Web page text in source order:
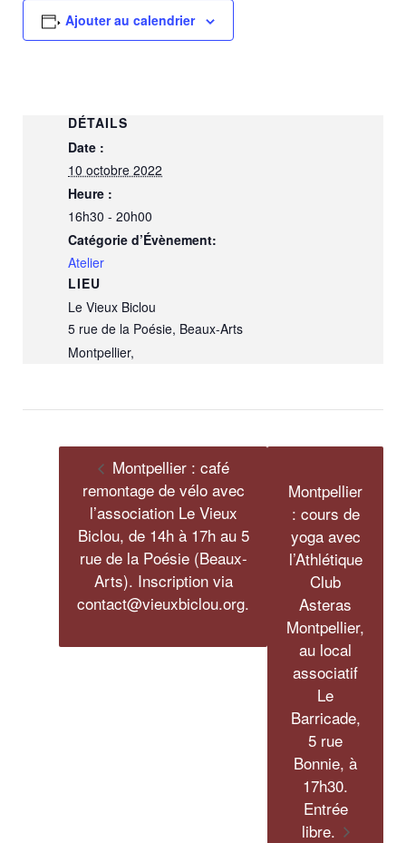
Ajouter au calendrier
DÉTAILS
Date :
10 octobre 2022
Heure :
16h30 - 20h00
Catégorie d’Évènement:
Atelier
LIEU
Le Vieux Biclou
5 rue de la Poésie, Beaux-Arts
Montpellier,
Montpellier : café
remontage de vélo avec
l’association Le Vieux
Biclou, de 14h à 17h au 5
rue de la Poésie (Beaux-
Arts). Inscription via
contact@vieuxbiclou.org.
Montpellier
: cours de
yoga avec
l’Athlétique
Club
Asteras
Montpellier,
au local
associatif
Le
Barricade,
5 rue
Bonnie, à
17h30.
Entrée
libre.